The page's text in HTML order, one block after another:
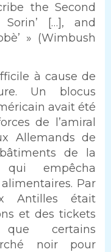
the Second
[…], and
» (Wimbush
à cause de
Un blocus
avait été
de l’amiral
Allemands de
de la
empêcha
Par
Antilles était
et des tickets
que certains
noir pour